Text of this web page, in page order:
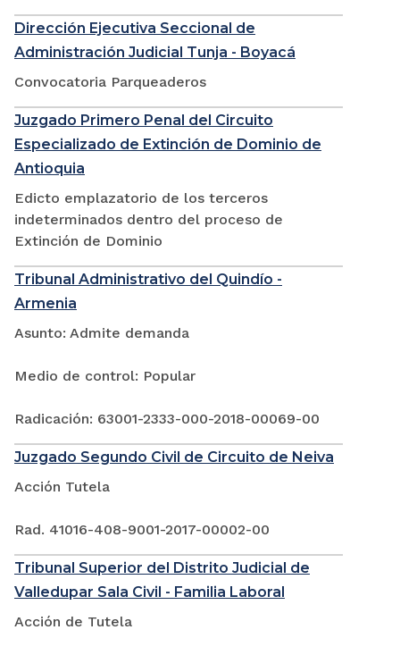
Dirección Ejecutiva Seccional de
Administración Judicial Tunja - Boyacá
Convocatoria Parqueaderos
Juzgado Primero Penal del Circuito
Especializado de Extinción de Dominio de
Antioquia
Edicto emplazatorio de los terceros
indeterminados dentro del proceso de
Extinción de Dominio
Tribunal Administrativo del Quindío -
Armenia
Asunto: Admite demanda
Medio de control: Popular
Radicación: 63001-2333-000-2018-00069-00
Juzgado Segundo Civil de Circuito de Neiva
Acción Tutela
Rad. 41016-408-9001-2017-00002-00
Tribunal Superior del Distrito Judicial de
Valledupar Sala Civil - Familia Laboral
Acción de Tutela